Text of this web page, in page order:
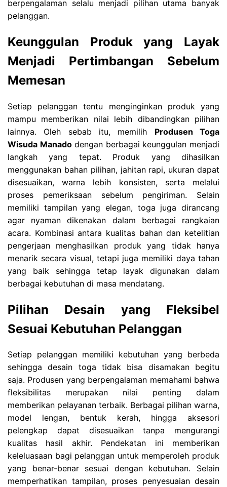
berpengalaman selalu menjadi pilihan utama banyak
pelanggan.
Keunggulan Produk yang Layak
Menjadi Pertimbangan Sebelum
Memesan
Setiap pelanggan tentu menginginkan produk yang
mampu memberikan nilai lebih dibandingkan pilihan
lainnya. Oleh sebab itu, memilih Produsen Toga
Wisuda Manadodengan berbagai keunggulan menjadi
langkah yang tepat. Produk yang dihasilkan
menggunakan bahan pilihan, jahitan rapi, ukuran dapat
disesuaikan, warna lebih konsisten, serta melalui
proses pemeriksaan sebelum pengiriman. Selain
memiliki tampilan yang elegan, toga juga dirancang
agar nyaman dikenakan dalam berbagai rangkaian
acara. Kombinasi antara kualitas bahan dan ketelitian
pengerjaan menghasilkan produk yang tidak hanya
menarik secara visual, tetapi juga memiliki daya tahan
yang baik sehingga tetap layak digunakan dalam
berbagai kebutuhan di masa mendatang.
Pilihan Desain yang Fleksibel
Sesuai Kebutuhan Pelanggan
Setiap pelanggan memiliki kebutuhan yang berbeda
sehingga desain toga tidak bisa disamakan begitu
saja. Produsen yang berpengalaman memahami bahwa
fleksibilitas merupakan nilai penting dalam
memberikan pelayanan terbaik. Berbagai pilihan warna,
model lengan, bentuk kerah, hingga aksesori
pelengkap dapat disesuaikan tanpa mengurangi
kualitas hasil akhir. Pendekatan ini memberikan
keleluasaan bagi pelanggan untuk memperoleh produk
yang benar-benar sesuai dengan kebutuhan. Selain
memperhatikan tampilan, proses penyesuaian desain